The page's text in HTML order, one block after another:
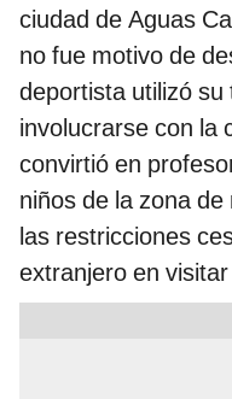
ciudad de Aguas
no fue motivo de
deportista utilizó
involucrarse con la
convirtió en
niños de la zona
las restricciones
extranjero en